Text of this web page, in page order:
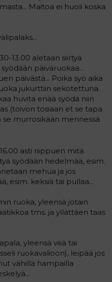
Maitoa ei huoli koska
13.00 aletaan siirtyä
päiväruokaa...
päivästä... Poika syö aika
jukurttiin sekotettuna.
huvita enää syödä niin
(toivon tosiaan et se tapa
murrosikään mennessä
asti riippuen mitä
syödään hedelmää, esim.
mehua ja jos
esim. keksiä tai pullaa...
ruoka, yleensä jotain
tms. ja yllättäen taas
yleensä viiiä tai
ruokavalioon), leipää jos
vähillä hampailla